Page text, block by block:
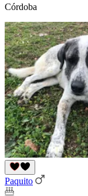
Córdoba
Paquito